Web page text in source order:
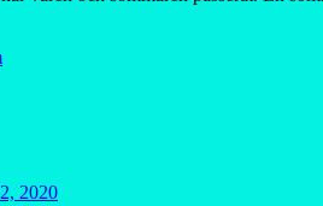
2020